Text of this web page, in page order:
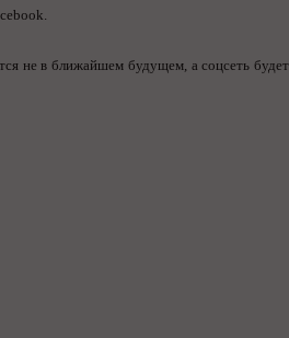
не в ближайшем будущем, а соцсеть